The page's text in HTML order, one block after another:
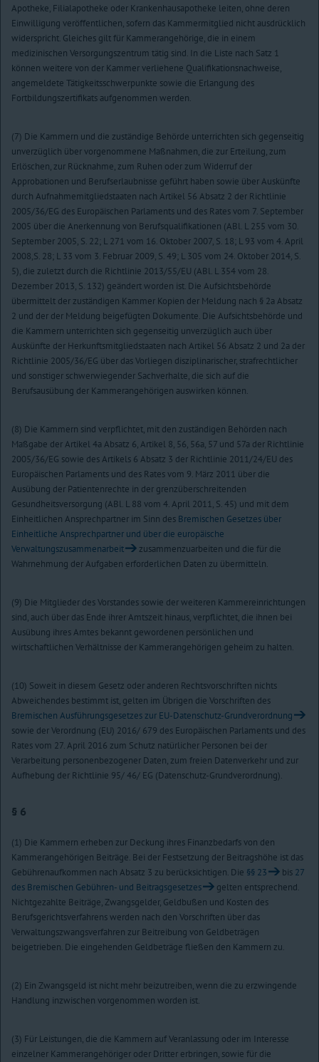
Apotheke, Filialapotheke oder Krankenhausapotheke leiten, ohne deren
Einwilligung veröffentlichen, sofern das Kammermitglied nicht ausdrücklich
widerspricht. Gleiches gilt für Kammerangehörige, die in einem
medizinischen Versorgungszentrum tätig sind. In die Liste nach Satz 1
können weitere von der Kammer verliehene Qualifikationsnachweise,
angemeldete Tätigkeitsschwerpunkte sowie die Erlangung des
Fortbildungszertifikats aufgenommen werden.
(7) Die Kammern und die zuständige Behörde unterrichten sich gegenseitig
unverzüglich über vorgenommene Maßnahmen, die zur Erteilung, zum
Erlöschen, zur Rücknahme, zum Ruhen oder zum Widerruf der
Approbationen und Berufserlaubnisse geführt haben sowie über Auskünfte
durch Aufnahmemitgliedstaaten nach Artikel 56 Absatz 2 der Richtlinie
2005/36/EG des Europäischen Parlaments und des Rates vom 7. September
2005 über die Anerkennung von Berufsqualifikationen (ABl. L 255 vom 30.
September 2005, S. 22; L 271 vom 16. Oktober 2007, S. 18; L 93 vom 4. April
2008,S. 28; L 33 vom 3. Februar 2009, S. 49; L 305 vom 24. Oktober 2014, S.
5), die zuletzt durch die Richtlinie 2013/55/EU (ABl. L 354 vom 28.
Dezember 2013, S. 132) geändert worden ist. Die Aufsichtsbehörde
übermittelt der zuständigen Kammer Kopien der Meldung nach § 2a Absatz
2 und der der Meldung beigefügten Dokumente. Die Aufsichtsbehörde und
die Kammern unterrichten sich gegenseitig unverzüglich auch über
Auskünfte der Herkunftsmitgliedstaaten nach Artikel 56 Absatz 2 und 2a der
Richtlinie 2005/36/EG über das Vorliegen disziplinarischer, strafrechtlicher
und sonstiger schwerwiegender Sachverhalte, die sich auf die
Berufsausübung der Kammerangehörigen auswirken können.
(8) Die Kammern sind verpflichtet, mit den zuständigen Behörden nach
Maßgabe der Artikel 4a Absatz 6, Artikel 8, 56, 56a, 57 und 57a der Richtlinie
2005/36/EG sowie des Artikels 6 Absatz 3 der Richtlinie 2011/24/EU des
Europäischen Parlaments und des Rates vom 9. März 2011 über die
Ausübung der Patientenrechte in der grenzüberschreitenden
Gesundheitsversorgung (ABl. L 88 vom 4. April 2011, S. 45) und mit dem
Einheitlichen Ansprechpartner im Sinn des Bremischen Gesetzes über
Einheitliche Ansprechpartner und über die europäische
Verwaltungszusammenarbeit
zusammenzuarbeiten und die für die
Wahrnehmung der Aufgaben erforderlichen Daten zu übermitteln.
(9) Die Mitglieder des Vorstandes sowie der weiteren Kammereinrichtungen
sind, auch über das Ende ihrer Amtszeit hinaus, verpflichtet, die ihnen bei
Ausübung ihres Amtes bekannt gewordenen persönlichen und
wirtschaftlichen Verhältnisse der Kammerangehörigen geheim zu halten.
(10) Soweit in diesem Gesetz oder anderen Rechtsvorschriften nichts
Abweichendes bestimmt ist, gelten im Übrigen die Vorschriften des
Bremischen Ausführungsgesetzes zur EU-Datenschutz-Grundverordnung
sowie der Verordnung (EU) 2016/ 679 des Europäischen Parlaments und des
Rates vom 27. April 2016 zum Schutz natürlicher Personen bei der
Verarbeitung personenbezogener Daten, zum freien Datenverkehr und zur
Aufhebung der Richtlinie 95/ 46/ EG (Datenschutz-Grundverordnung).
§ 6
(1) Die Kammern erheben zur Deckung ihres Finanzbedarfs von den
Kammerangehörigen Beiträge. Bei der Festsetzung der Beitragshöhe ist das
Gebührenaufkommen nach Absatz 3 zu berücksichtigen. Die §§ 23 bis 27
des Bremischen Gebühren- und Beitragsgesetzes
gelten entsprechend.
Nichtgezahlte Beiträge, Zwangsgelder, Geldbußen und Kosten des
Berufsgerichtsverfahrens werden nach den Vorschriften über das
Verwaltungszwangsverfahren zur Beitreibung von Geldbeträgen
beigetrieben. Die eingehenden Geldbeträge fließen den Kammern zu.
(2) Ein Zwangsgeld ist nicht mehr beizutreiben, wenn die zu erzwingende
Handlung inzwischen vorgenommen worden ist.
(3) Für Leistungen, die die Kammern auf Veranlassung oder im Interesse
einzelner Kammerangehöriger oder Dritter erbringen, sowie für die